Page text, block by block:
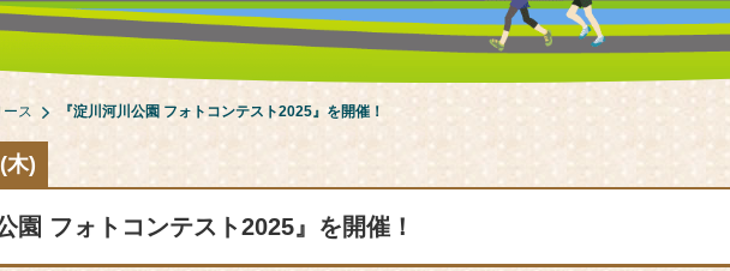
ース 『淀川河川公園 フォトコンテスト2025』を開催！
木)
園 フォトコンテスト2025』を開催！